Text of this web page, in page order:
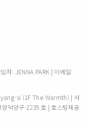
자: JENNA PARK | 이메일:
si (1F The Warmth) | 사
양덕양구-2235 호 | 호스팅제공